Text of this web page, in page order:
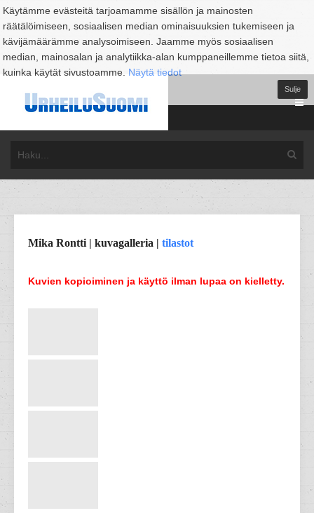
Käytämme evästeitä tarjoamamme sisällön ja mainosten
räätälöimiseen, sosiaalisen median ominaisuuksien tukemiseen ja
kävijämäärämme analysoimiseen. Jaamme myös sosiaalisen
median, mainosalan ja analytiikka-alan kumppaneillemme tietoa siitä,
kuinka käytät sivustoamme. Näytä tiedot
Sulje
Mika Rontti | kuvagalleria | tilastot
Kuvien kopioiminen ja käyttö ilman lupaa on kielletty.